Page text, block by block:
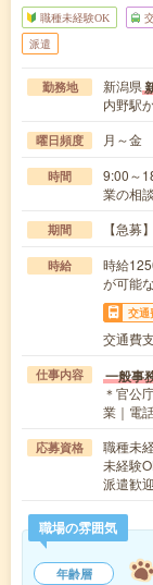
職種未経験OK
派遣
勤務地 新潟県
内野駅
曜日頻度 月～金
時間
9:00～
業の相談
期間 【急募
時給
時給
が可能
交通
交通費
仕事内容 一般事
＊官公
業｜電
応募資格
職種未
未経験
派遣歓迎
職場の雰囲気
年齢層